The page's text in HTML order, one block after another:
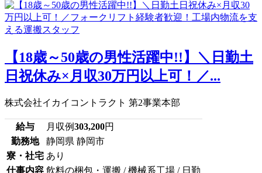
【18歳～50歳の男性活躍中!!】＼日勤土
日祝休み×月収30万円以上可！／...
株式会社イカイコントラクト 第2事業本部
給与 月収例303,200円
勤務地
静岡県 静岡市
寮・社宅 あり
仕事内容 飲料の梱包・運搬 / 機械系工場 / 日勤